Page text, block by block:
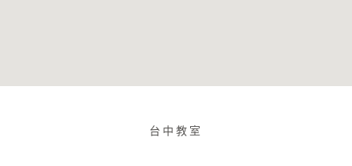
台中教室